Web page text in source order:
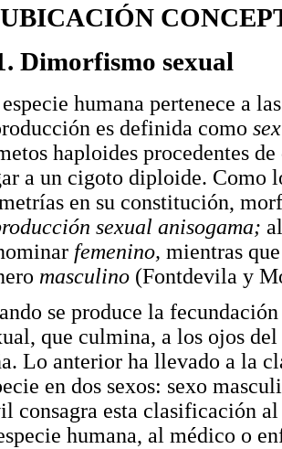
Dimorfismo sexual
humana pertenece a
es definida como
haploides procedentes
a un cigoto diploide. Como
en su constitución,
sexual anisogama;
femenino, mientras
masculino (Fontdevila y
se produce la
que culmina, a los ojos
Lo anterior ha llevado a la
en dos sexos: sexo
consagra esta clasificación
humana, al médico o